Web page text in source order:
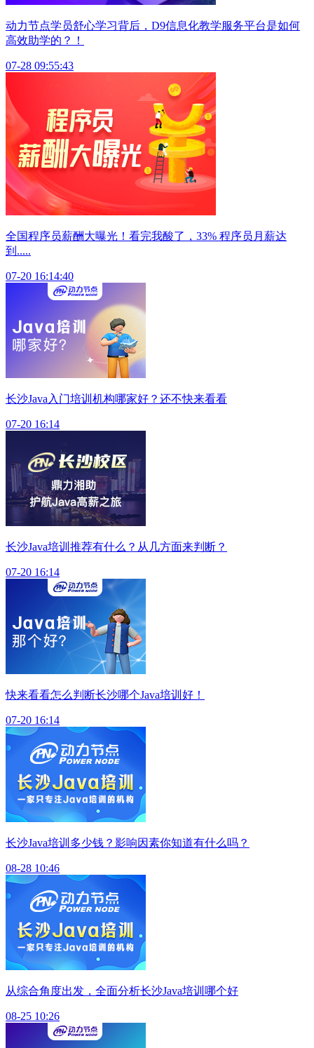
动力节点学员舒心学习背后，D9信息化教学服务平台是如何
高效助学的？！
07-28 09:55:43
全国程序员薪酬大曝光！看完我酸了，33% 程序员月薪达
到.....
07-20 16:14:40
长沙Java入门培训机构哪家好？还不快来看看
07-20 16:14
长沙Java培训推荐有什么？从几方面来判断？
07-20 16:14
快来看看怎么判断长沙哪个Java培训好！
07-20 16:14
长沙Java培训多少钱？影响因素你知道有什么吗？
08-28 10:46
从综合角度出发，全面分析长沙Java培训哪个好
08-25 10:26